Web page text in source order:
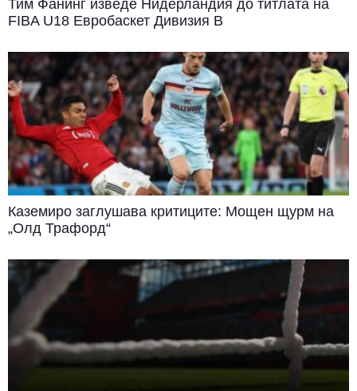
Тим Фанинг изведе Нидерландия до титлата на
FIBA U18 Евробаскет Дивизия B
Каземиро заглушава критиците: Мощен щурм на
„Олд Трафорд“